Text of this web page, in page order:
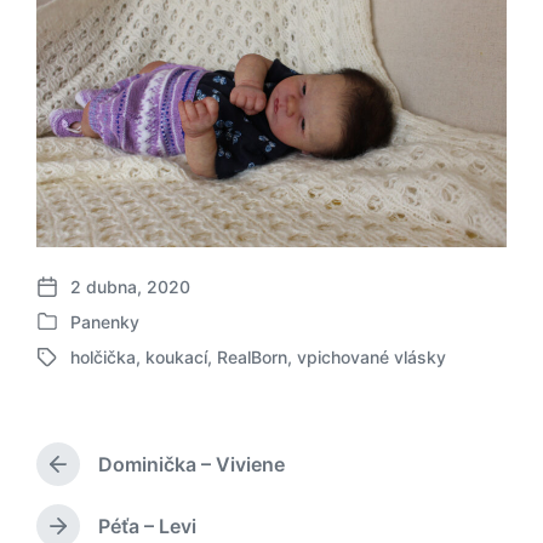
D
a
t
ř
í
p
2 dubna, 2020
P
u
k
o
v
á
Panenky
O
a
č
n
holčička, koukací, RealBorn, vpichované vlásky
P
ř
e
Dominička – Viviene
N
Péťa – Levi